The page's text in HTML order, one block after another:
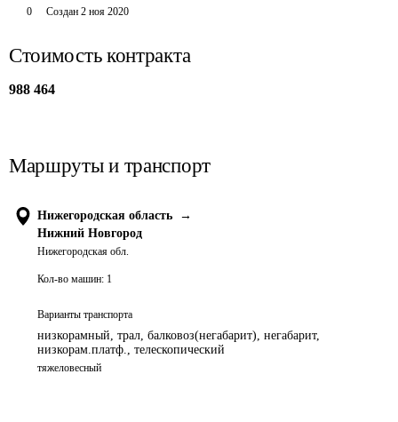
0 Создан 2 ноя 2020
Стоимость контракта
988 464
Маршруты и транспорт
Нижегородская область
→
Нижний Новгород
Нижегородская обл.
Кол-во машин: 1
Варианты транспорта
низкорамный, трал, балковоз(негабарит), негабарит,
низкорам.платф., телескопический
тяжеловесный